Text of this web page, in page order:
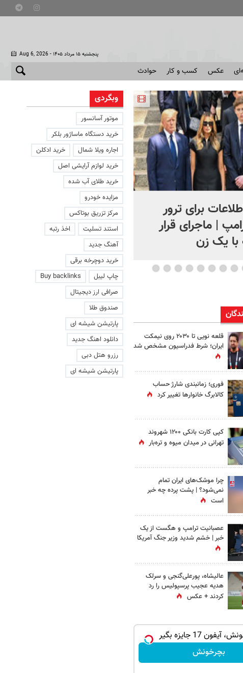
Aug 6, 2026 - پنجشنبه ۱۵ مرداد ۱۴۰۵
عکس کسب و کار حوادث
برای ترور
| ماجرای قرار
با یک زن
کنترل اوضاع از دست
خارج شد...
قلعه نویی تا ۲۰۳۰ روی نیمکت
ایران؛ شرط فدراسیون مشخص شد
فوری؛ زمانبندی‌ شارژ حساب
کالابرگ خانوارها تغییر کرد
کپی کارت بانکی ۱۲۰۰ شهروند
تهرانی در میدان میوه و تره‌بار
چرا موشک‌های ایران تمام
نمی‌شود؟ | پشت پرده چه خبر
است
عصبانیت ترامپ و هگست از یک
خبر | خشم شدید وزیر جنگ آمریکا
عالیشاه، پورعلی‌گنجی و سرلک
هدیه عجیب پرسپولیس را رد
کردند + عکس
آیفون 17 جایزه بگیر
بچرخونش
وبگردی
موتور آسانسور
خرید دستگاه ماساژور بلکر
اجاره ویلا شمال
خرید ادکلن
خرید لوازم آرایشی اصل
خرید طلای آب شده
مزایده خودرو
مرکز تزریق بوتاکس
استند تسلیت
اخذ رتبه
آهنگ جدید
خرید دوچرخه برقی
چاپ لیبل
Buy backlinks
صرافی ارز دیجیتال
صندوق طلا
پارتیشن شیشه ای
دانلود اهنگ جدید
رزرو هتل دبی
پارتیشن شیشه ای